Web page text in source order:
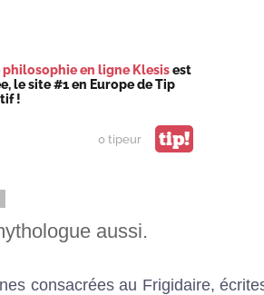
philosophie en ligne Klesisest
le site #1 en Europe de Tip
!
0 tipeur tip!
aussi.
consacrées au Frigidaire,